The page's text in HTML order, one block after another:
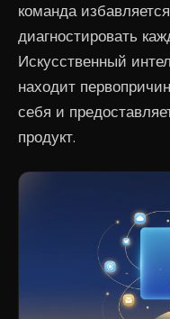
команда
диагностировать
Искусственный
находит
себя и
продукт.